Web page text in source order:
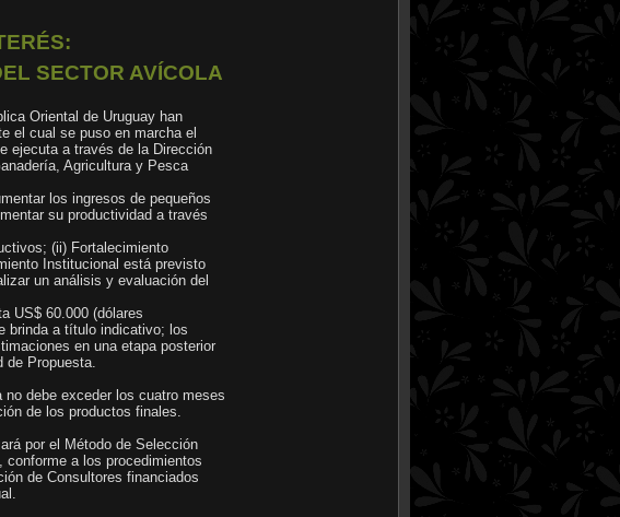
SECTOR AVÍCOLA
Oriental de Uruguay han
el cual se puso en marcha el
ejecuta a través de la Dirección
Agricultura y Pesca
los ingresos de pequeños
su productividad a través
(ii) Fortalecimiento
Institucional está previsto
un análisis y evaluación del
US$ 60.000 (dólares
brinda a título indicativo; los
en una etapa posterior
de Propuesta.
debe exceder los cuatro meses
de los productos finales.
por el Método de Selección
conforme a los procedimientos
de Consultores financiados